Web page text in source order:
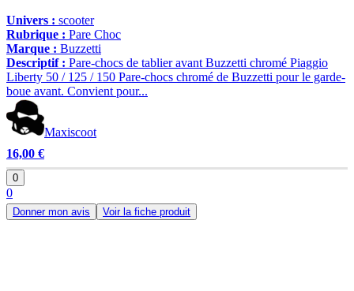
Univers : scooter
Rubrique : Pare Choc
Marque : Buzzetti
Descriptif : Pare-chocs de tablier avant Buzzetti chromé Piaggio
Liberty 50 / 125 / 150 Pare-chocs chromé de Buzzetti pour le garde-
boue avant. Convient pour...
Maxiscoot
16,00 €
0
0
Donner mon avis Voir la fiche produit